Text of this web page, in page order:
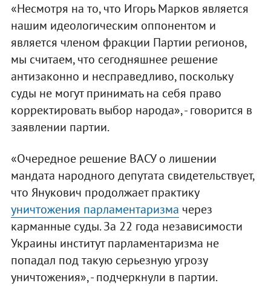
«Несмотря на то, что Игорь Марков является
нашим идеологическим оппонентом и
является членом фракции Партии регионов,
мы считаем, что сегодняшнее решение
антизаконно и несправедливо, поскольку
суды не могут принимать на себя право
корректировать выбор народа», - говорится в
заявлении партии.
«Очередное решение ВАСУ о лишении
мандата народного депутата свидетельствует,
что Янукович продолжает практику
уничтожения парламентаризма через
карманные суды. За 22 года независимости
Украины институт парламентаризма не
попадал под такую серьезную угрозу
уничтожения», - подчеркнули в партии.